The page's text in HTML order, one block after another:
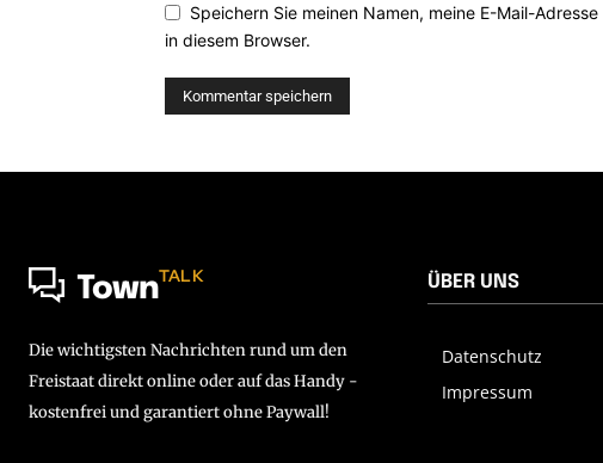
Speichern Sie meinen Namen, meine E-Mail-
in diesem Browser.
TownTALK
Die wichtigsten Nachrichten rund um den
Freistaat direkt online oder auf das Handy -
kostenfrei und garantiert ohne Paywall!
ÜBER UNS
Datenschutz
Impressum